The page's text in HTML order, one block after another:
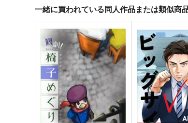
闇バイト特集
Watatoshi
880円 （税込）
評論・研究
廃版旧制服図鑑
麒麟堂
3,960円（税込）
評論・研究
一緒に買われている同人作品または類似商